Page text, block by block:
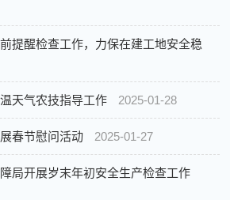
提醒检查工作，力保在建工地安全稳
天气农技指导工作 2025-01-28
春节慰问活动 2025-01-27
局开展岁末年初安全生产检查工作